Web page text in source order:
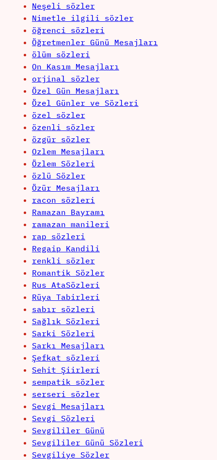
Neşeli sözler
Nimetle ilgili sözler
öğrenci sözleri
Öğretmenler Günü Mesajları
ölüm sözleri
On Kasım Mesajları
orjinal sözler
Özel Gün Mesajları
Özel Günler ve Sözleri
özel sözler
özenli sözler
özgür sözler
Ozlem Mesajları
Özlem Sözleri
özlü Sözler
Özür Mesajları
racon sözleri
Ramazan Bayramı
ramazan manileri
rap sözleri
Regaip Kandili
renkli sözler
Romantik Sözler
Rus AtaSözleri
Rüya Tabirleri
sabır sözleri
Sağlık Sözleri
Sarki Sözleri
Sarkı Mesajları
Şefkat sözleri
Sehit Şiirleri
sempatik sözler
serseri sözler
Sevgi Mesajları
Sevgi Sözleri
Sevgililer Günü
Sevgililer Günü Sözleri
Sevgiliye Sözler